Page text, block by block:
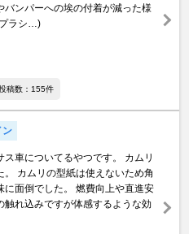
バンパーへの埃の付着が減った様
ラシ…)
稿数：155件
ン
ス車についてるやつです。 カムリ
。 カムリの型紙は使えないため角
に面倒でした。 燃費向上や直進安
触れ込みですが体感するような効